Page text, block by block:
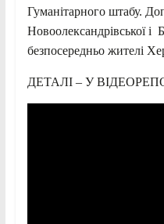
Гуманітарного штабу.
Новоолександрівської і
безпосередньо жителі
ДЕТАЛІ – У